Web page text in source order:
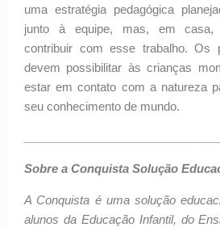
uma estratégia pedagógica
junto à equipe, mas, em casa,
contribuir com esse trabalho. Os
devem possibilitar às crianças
estar em contato com a natureza
seu conhecimento de mundo.
Sobre a Conquista Solução
A Conquista é uma solução
alunos da Educação Infantil, do